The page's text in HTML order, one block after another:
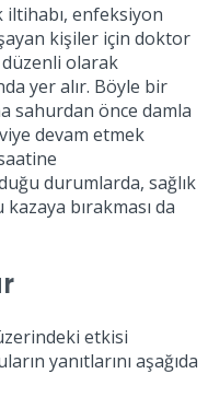
enfeksiyon
kişiler için doktor
olarak
yer alır. Böyle bir
sahurdan önce damla
devam etmek
durumlarda, sağlık
bırakması da
etkisi
yanıtlarını aşağıda